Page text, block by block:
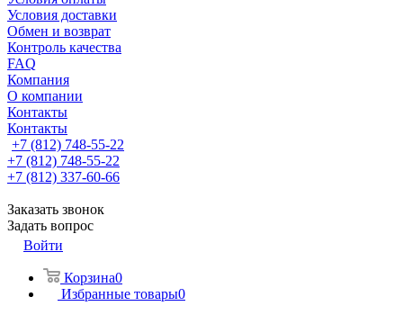
Условия доставки
Обмен и возврат
Контроль качества
FAQ
Компания
О компании
Контакты
Контакты
+7 (812) 748-55-22
+7 (812) 748-55-22
+7 (812) 337-60-66
Заказать звонок
Задать вопрос
Войти
Корзина0
Избранные товары0